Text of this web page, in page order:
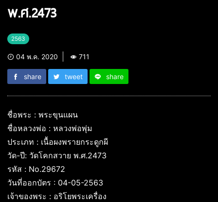
พ.ศ.2473
2563
04 พ.ค. 2020 711
share tweet share
ชื่อพระ : พระขุนแผน
ชื่อหลวงพ่อ : หลวงพ่อพุ่ม
ประเภท : เนื้อผงพรายกระดูกผี
วัด-ปี: วัดโคกสวาย พ.ศ.2473
รหัส : No.29672
วันที่ออกบัตร : 04-05-2563
เจ้าของพระ : อริโยพระเครื่อง